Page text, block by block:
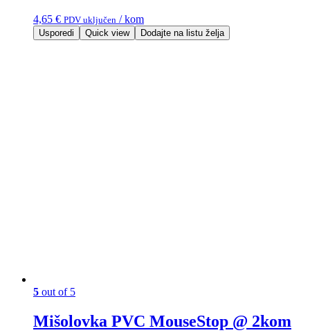
4,65 € PDV uključen / kom
Usporedi Quick view Dodajte na listu želja
5 out of 5
Mišolovka PVC MouseStop @ 2kom